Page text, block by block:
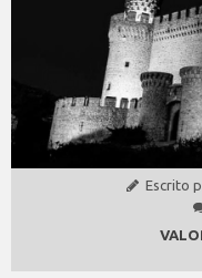
Escrito